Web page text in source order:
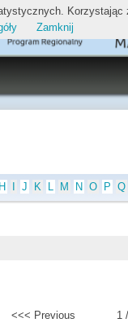
H J K L M N O P Q
<<< Previous 1
Zamknij